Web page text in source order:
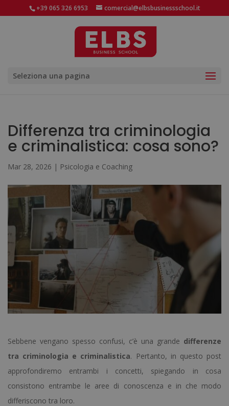
+39 065 326 6953 comercial@elbsbusinessschool.it
Seleziona una pagina
Differenza tra criminologia
e criminalistica: cosa sono?
Mar 28, 2026 | Psicologia e Coaching
Sebbene vengano spesso confusi, c’è una grande differenze
tra criminologia e criminalistica. Pertanto, in questo post
approfondiremo entrambi i concetti, spiegando in cosa
consistono entrambe le aree di conoscenza e in che modo
differiscono tra loro.